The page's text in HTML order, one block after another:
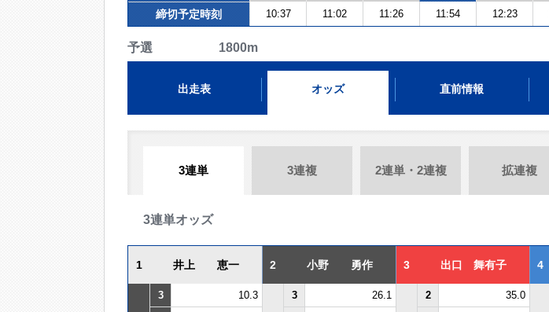
締切予定時刻 10:37 11:02 11:26 11:54 12:23
予選 1800m
出走表 オッズ 直前情報
3連単 3連複 2連単・2連複 拡連複
3連単オッズ
1 井上 恵一 2 小野 勇作 3 出口 舞有子 4
3 10.3 3 26.1 2 35.0